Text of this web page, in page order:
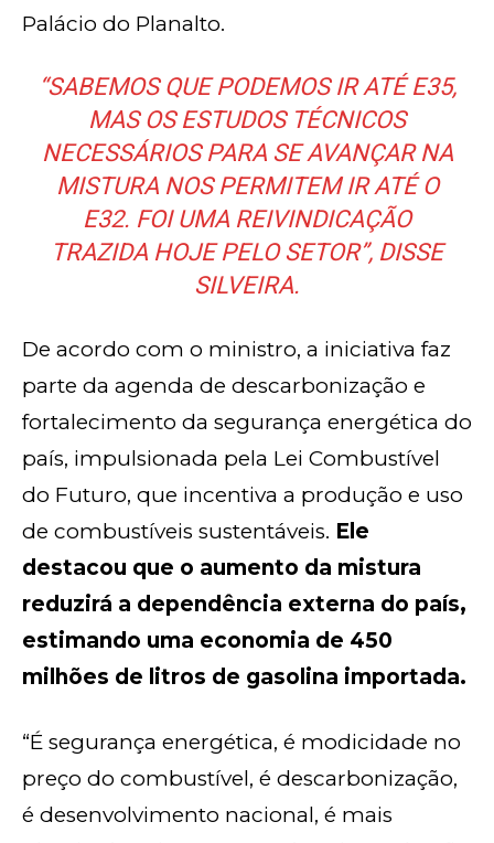
Palácio do Planalto.
“SABEMOS QUE PODEMOS IR ATÉ E35,
MAS OS ESTUDOS TÉCNICOS
NECESSÁRIOS PARA SE AVANÇAR NA
MISTURA NOS PERMITEM IR ATÉ O
E32. FOI UMA REIVINDICAÇÃO
TRAZIDA HOJE PELO SETOR”, DISSE
SILVEIRA.
De acordo com o ministro, a iniciativa faz
parte da agenda de descarbonização e
fortalecimento da segurança energética do
país, impulsionada pela Lei Combustível
do Futuro, que incentiva a produção e uso
de combustíveis sustentáveis. Ele
destacou que o aumento da mistura
reduzirá a dependência externa do país,
estimando uma economia de 450
milhões de litros de gasolina importada.
“É segurança energética, é modicidade no
preço do combustível, é descarbonização,
é desenvolvimento nacional, é mais